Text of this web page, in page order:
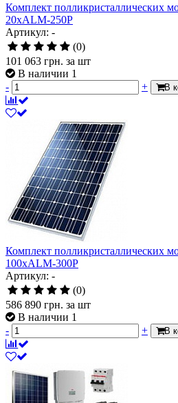
Комплект полликристаллических
20хALM-250P
Артикул: -
(0)
101 063 грн. за шт
В наличии 1
-
+ В
Комплект полликристаллических
100хALM-300P
Артикул: -
(0)
586 890 грн. за шт
В наличии 1
-
+ В